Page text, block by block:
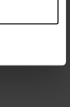
X